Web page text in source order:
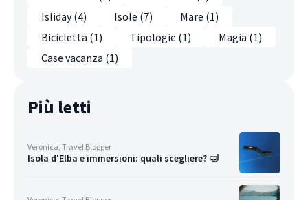
Isliday (4)
Isole (7)
Mare (1)
Bicicletta (1)
Tipologie (1)
Magia (1)
Case vacanza (1)
Più letti
Veronica, Travel Blogger
Isola d'Elba e immersioni: quali scegliere? 🤿